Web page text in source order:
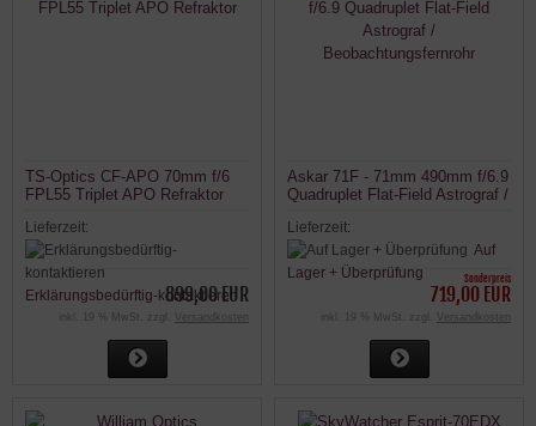
TS-Optics CF-APO 70mm f/6
FPL55 Triplet APO Refraktor
Lieferzeit:
Erklärungsbedürftig-kontaktieren
899,00 EUR
inkl. 19 % MwSt. zzgl. Versandkosten
Askar 71F - 71mm 490mm f/6.9
Quadruplet Flat-Field Astrograf /
Lieferzeit:
Auf
Lager + Überprüfung
Sonderpreis
719,00 EUR
inkl. 19 % MwSt. zzgl. Versandkosten